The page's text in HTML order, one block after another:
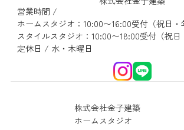
営業時間 /
ホームスタジオ：10:00〜16:00受付（祝日・
スタイルスタジオ：10:00〜18:00受付（祝日
定休日 / 水・木曜日
株式会社金子建築
ホームスタジオ